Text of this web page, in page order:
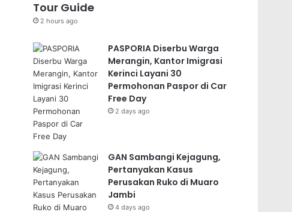
Tour Guide
2 hours ago
PASPORIA Diserbu Warga
Merangin, Kantor Imigrasi
Kerinci Layani 30
Permohonan Paspor di Car
Free Day
2 days ago
GAN Sambangi Kejagung,
Pertanyakan Kasus
Perusakan Ruko di Muaro
Jambi
4 days ago